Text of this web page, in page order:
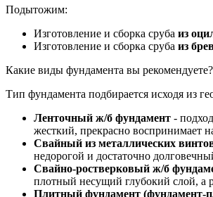
Подытожим:
Изготовление и сборка сруба из
Изготовление и сборка сруба из
Какие виды фундамента вы рекомендуете?
Тип фундамента подбирается исходя из
Ленточный ж/б фундамент -
жесткий, прекрасно воспринимает
Свайный из металлических
недорогой и достаточно
Свайно-ростверковый ж/б
плотный несущий глубокий слой, а
Плитный фундамент (фундамент-